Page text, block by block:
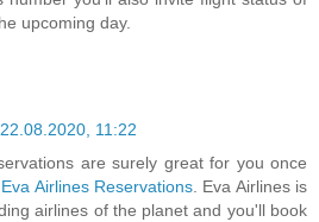
upcoming day.
22.08.2020, 11:22
are surely great for you once
Eva Airlines Reservations. Eva Airlines is
airlines of the planet and you'll book